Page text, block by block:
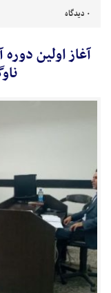
۰ دیدگاه
آغاز اولین